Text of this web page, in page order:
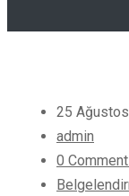
25
admin
0